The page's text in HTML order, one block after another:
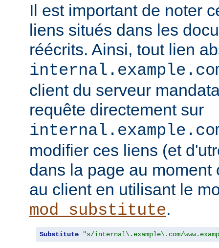
Il est important de noter
liens situés dans les
réécrits. Ainsi, tout lien
client du serveur
requête directement sur
modifier ces liens (et
dans la page au moment
au client en utilisant le
mod_substitute.
Substitute "s/internal\.example\.com/